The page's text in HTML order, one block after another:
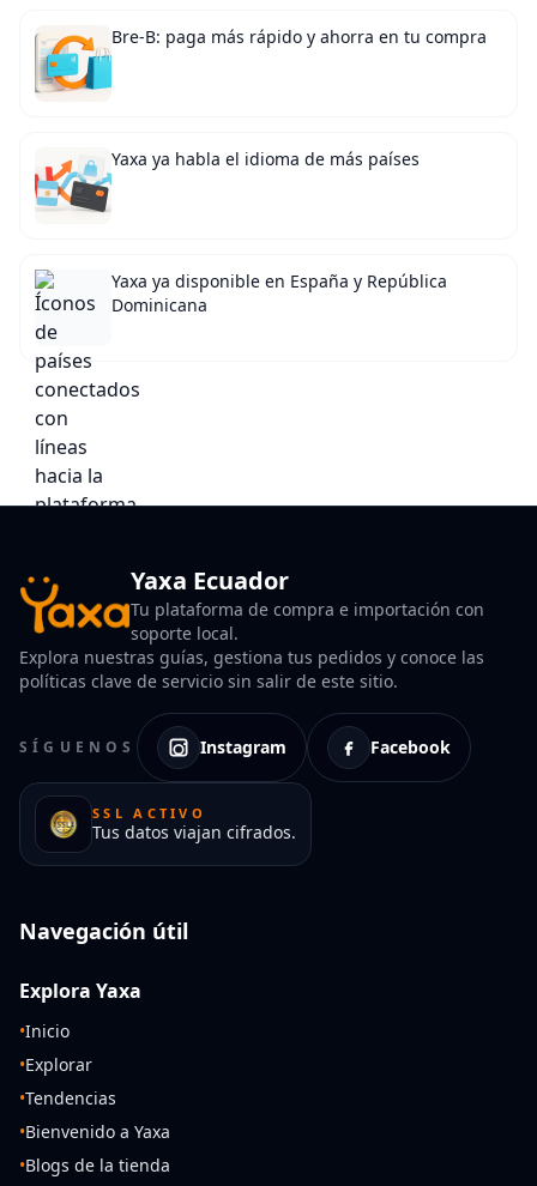
Bre-B: paga más rápido y ahorra en tu compra
Yaxa ya habla el idioma de más países
Yaxa ya disponible en España y República
Dominicana
Yaxa Ecuador
Tu plataforma de compra e importación con
soporte local.
Explora nuestras guías, gestiona tus pedidos y conoce las
políticas clave de servicio sin salir de este sitio.
SÍGUENOS Instagram Facebook
SSL ACTIVO
Tus datos viajan cifrados.
Navegación útil
Explora Yaxa
•Inicio
•Explorar
•Tendencias
•Bienvenido a Yaxa
•Blogs de la tienda